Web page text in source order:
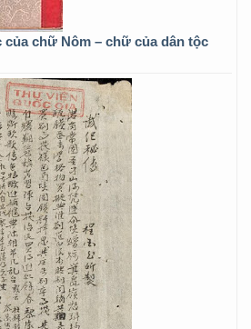
của chữ Nôm – chữ của dân tộc